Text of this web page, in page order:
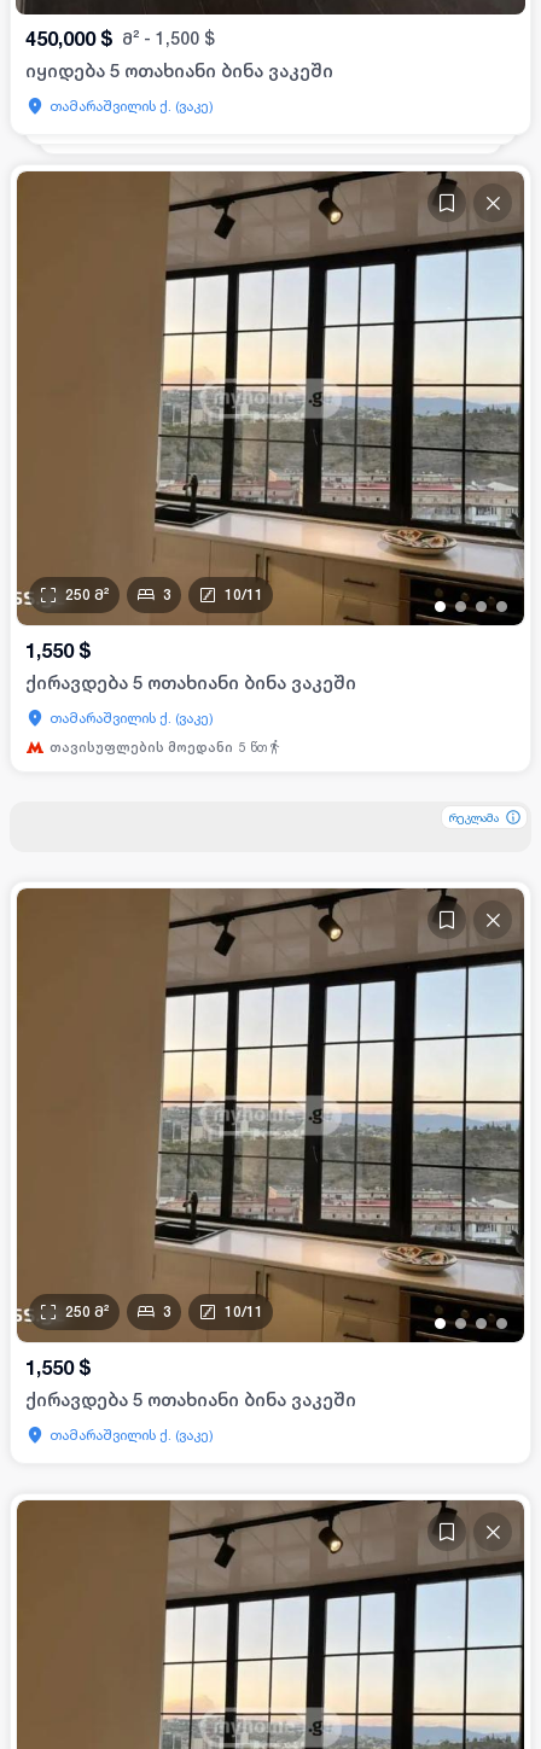
450,000 $ მ² - 1,500 $
იყიდება 5 ოთახიანი ბინა ვაკეში
თამარაშვილის ქ. (ვაკე)
••••
250 მ² 3 10/11
1,550 $
ქირავდება 5 ოთახიანი ბინა ვაკეში
თამარაშვილის ქ. (ვაკე)
თავისუფლების მოედანი 5 წთ
••••
250 მ² 3 10/11
1,550 $
ქირავდება 5 ოთახიანი ბინა ვაკეში
თამარაშვილის ქ. (ვაკე)
რეკლამა
რეკლამა
რეკლამა